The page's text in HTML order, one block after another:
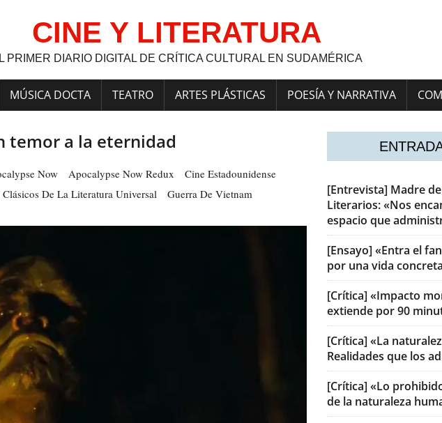
CINE Y LITERATURA
PRIMER DIARIO DIGITAL DE CRÍTICA CULTURAL EN SUDAMÉRICA
MÚSICA DOCTA TEATRO ARTES PLÁSTICAS POESÍA Y NARRATIVA
temor a la eternidad
Now Apocalypse Now Redux
Cine Estadounidense
Clásicos De La Literatura Universal
Guerra De Vietnam
[Entrevista] Madre
Literarios: «Nos
espacio que
[Ensayo] «Entra el
por una vida concreta
[Crítica] «Impacto
extiende por 90
[Crítica] «La
Realidades que los
[Crítica] «Lo
de la naturaleza